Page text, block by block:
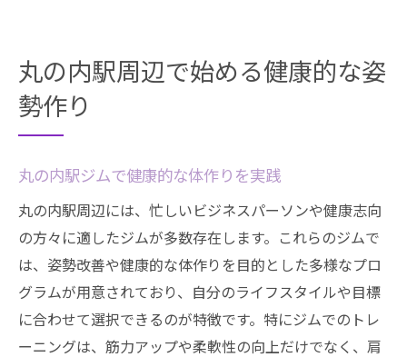
丸の内駅周辺で始める健康的な姿
勢作り
丸の内駅ジムで健康的な体作りを実践
丸の内駅周辺には、忙しいビジネスパーソンや健康志向
の方々に適したジムが多数存在します。これらのジムで
は、姿勢改善や健康的な体作りを目的とした多様なプロ
グラムが用意されており、自分のライフスタイルや目標
に合わせて選択できるのが特徴です。特にジムでのトレ
ーニングは、筋力アップや柔軟性の向上だけでなく、肩